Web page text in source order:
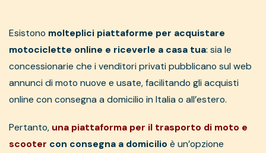
Esistono molteplici piattaforme per acquistare
motociclette online e riceverle a casa tua: sia le
concessionarie che i venditori privati pubblicano sul web
annunci di moto nuove e usate, facilitando gli acquisti
online con consegna a domicilio in Italia o all’estero.
Pertanto, una piattaforma per il trasporto di moto e
scooter con consegna a domicilio è un’opzione